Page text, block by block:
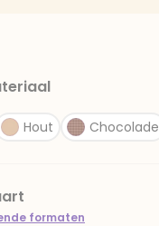
Hout Chocolade
formaten